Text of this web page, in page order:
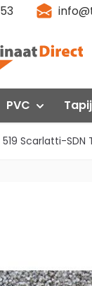
PVC
Gelasta
Scarlatti-SDN